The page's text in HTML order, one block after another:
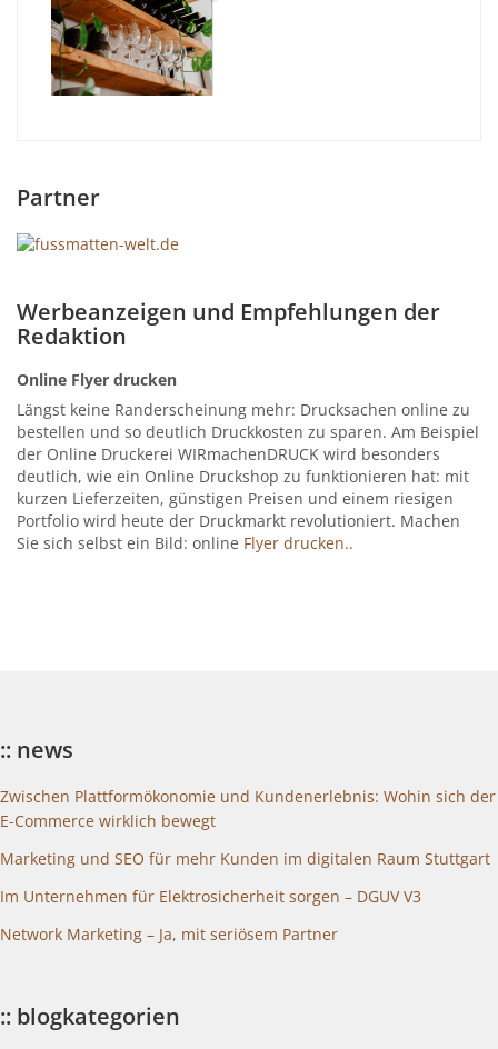
Partner
Werbeanzeigen und Empfehlungen der
Redaktion
Online Flyer drucken
Längst keine Randerscheinung mehr: Drucksachen online zu
bestellen und so deutlich Druckkosten zu sparen. Am Beispiel
der Online Druckerei WIRmachenDRUCK wird besonders
deutlich, wie ein Online Druckshop zu funktionieren hat: mit
kurzen Lieferzeiten, günstigen Preisen und einem riesigen
Portfolio wird heute der Druckmarkt revolutioniert. Machen
Sie sich selbst ein Bild: online Flyer drucken..
:: news
Zwischen Plattformökonomie und Kundenerlebnis: Wohin sich der
E-Commerce wirklich bewegt
Marketing und SEO für mehr Kunden im digitalen Raum Stuttgart
Im Unternehmen für Elektrosicherheit sorgen – DGUV V3
Network Marketing – Ja, mit seriösem Partner
:: blogkategorien